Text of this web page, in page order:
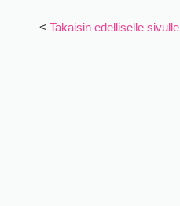
< Takaisin edelliselle sivulle